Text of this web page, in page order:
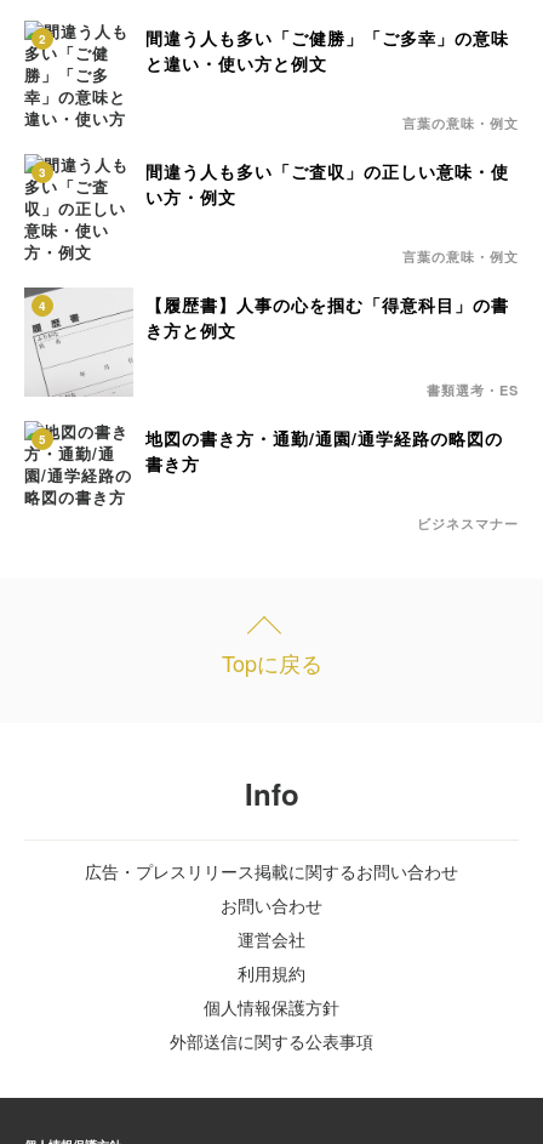
2
間違う人も多い「ご健勝」「ご多幸」の意味
と違い・使い方と例文
言葉の意味・例文
3
間違う人も多い「ご査収」の正しい意味・使
い方・例文
言葉の意味・例文
4
【履歴書】人事の心を掴む「得意科目」の書
き方と例文
書類選考・ES
5
地図の書き方・通勤/通園/通学経路の略図の
書き方
ビジネスマナー
Topに戻る
Info
広告・プレスリリース掲載に関するお問い合わせ
お問い合わせ
運営会社
利用規約
個人情報保護方針
外部送信に関する公表事項